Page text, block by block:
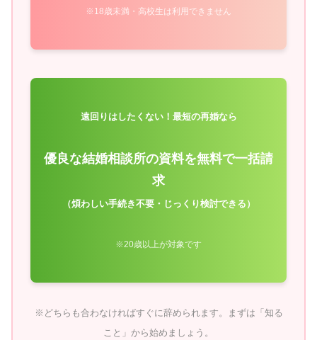
※18歳未満・高校生は利用できません
遠回りはしたくない！最短の再婚なら
優良な結婚相談所の資料を無料で一括請
求
（煩わしい手続き不要・じっくり検討できる）
※20歳以上が対象です
※どちらも合わなければすぐに辞められます。まずは「知る
こと」から始めましょう。